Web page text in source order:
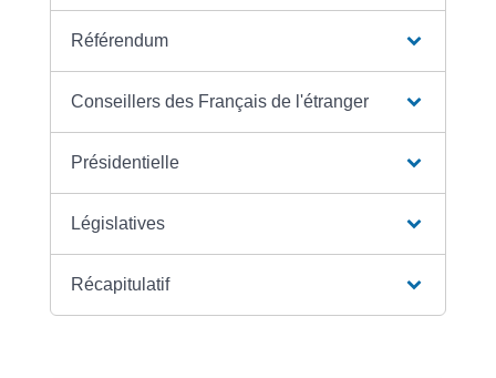
Référendum
Conseillers des Français de l'étranger
Présidentielle
Législatives
Récapitulatif